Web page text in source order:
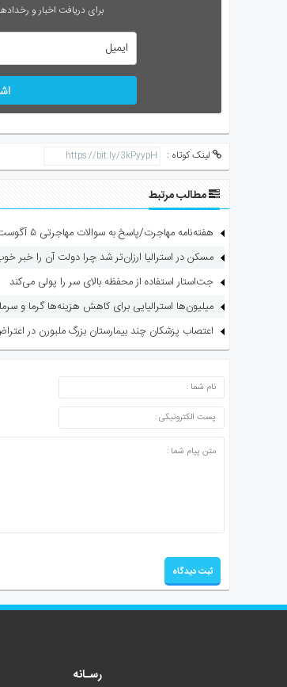
برای دریافت اخبار و
لینک کوتاه :
مطالب مرتبط
هفته‌نامه مهاجرت/پاسخ به سوالات مهاجرتی ۵ آگوست
مسکن در استرالیا ارزان‌تر شد چرا دولت آن را خبر
جت‌استار استفاده از محفظه بالای سر را پولی می‌کند
میلیون‌ها استرالیایی برای کاهش هزینه‌ها گرما و
اعتصاب پزشکان چند بیمارستان بزرگ ملبورن در
ارسال دیدگاه
رسـانه